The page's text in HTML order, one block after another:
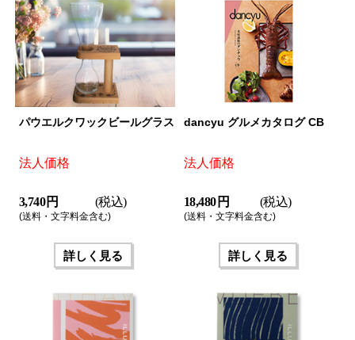
パウエルクワックビールグラス
法人価格
3,740 円 (税込)
(送料・文字料金含む)
詳しく見る
dancyu グルメカタログ CB
法人価格
18,480 円 (税込)
(送料・文字料金含む)
詳しく見る